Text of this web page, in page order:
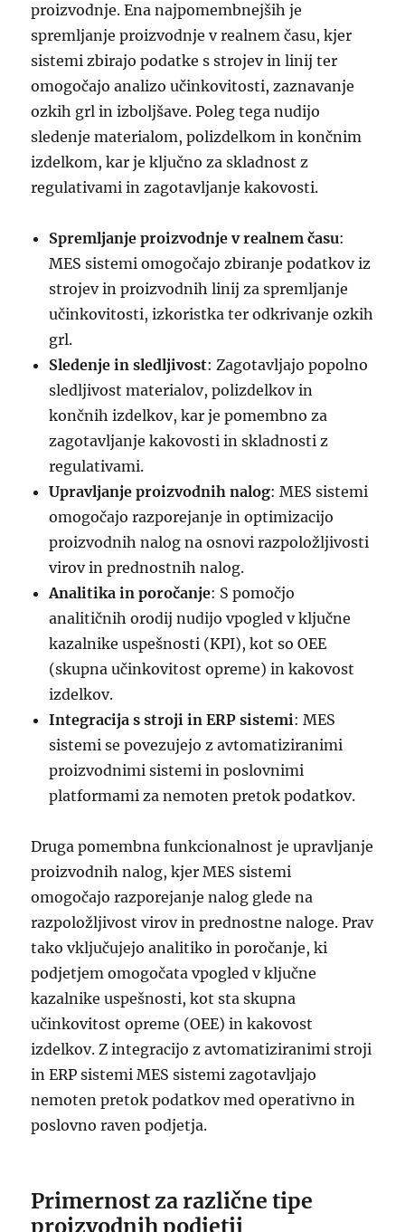
proizvodnje. Ena najpomembnejših je
spremljanje proizvodnje v realnem času, kjer
sistemi zbirajo podatke s strojev in linij ter
omogočajo analizo učinkovitosti, zaznavanje
ozkih grl in izboljšave. Poleg tega nudijo
sledenje materialom, polizdelkom in končnim
izdelkom, kar je ključno za skladnost z
regulativami in zagotavljanje kakovosti.
Spremljanje proizvodnje v realnem času:
MES sistemi omogočajo zbiranje podatkov iz
strojev in proizvodnih linij za spremljanje
učinkovitosti, izkoristka ter odkrivanje ozkih
grl.
Sledenje in sledljivost: Zagotavljajo popolno
sledljivost materialov, polizdelkov in
končnih izdelkov, kar je pomembno za
zagotavljanje kakovosti in skladnosti z
regulativami.
Upravljanje proizvodnih nalog: MES sistemi
omogočajo razporejanje in optimizacijo
proizvodnih nalog na osnovi razpoložljivosti
virov in prednostnih nalog.
Analitika in poročanje: S pomočjo
analitičnih orodij nudijo vpogled v ključne
kazalnike uspešnosti (KPI), kot so OEE
(skupna učinkovitost opreme) in kakovost
izdelkov.
Integracija s stroji in ERP sistemi: MES
sistemi se povezujejo z avtomatiziranimi
proizvodnimi sistemi in poslovnimi
platformami za nemoten pretok podatkov.
Druga pomembna funkcionalnost je upravljanje
proizvodnih nalog, kjer MES sistemi
omogočajo razporejanje nalog glede na
razpoložljivost virov in prednostne naloge. Prav
tako vključujejo analitiko in poročanje, ki
podjetjem omogočata vpogled v ključne
kazalnike uspešnosti, kot sta skupna
učinkovitost opreme (OEE) in kakovost
izdelkov. Z integracijo z avtomatiziranimi stroji
in ERP sistemi MES sistemi zagotavljajo
nemoten pretok podatkov med operativno in
poslovno raven podjetja.
Primernost za različne tipe
proizvodnih podjetij